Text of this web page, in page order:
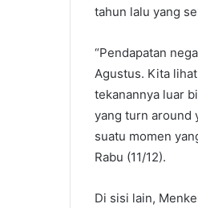
tahun lalu yang
“Pendapatan
Agustus. Kita
tekanannya luar
yang turn around
suatu momen
Rabu (11/12).
Di sisi lain,